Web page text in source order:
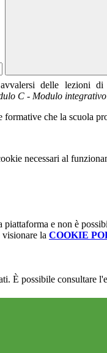
delle lezioni
C - Modulo
che la scuola
necessari al
e non è
la COOKIE
È possibile consultare